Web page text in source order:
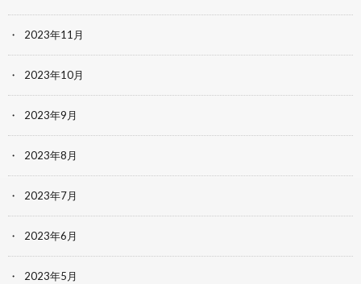
2023年11月
2023年10月
2023年9月
2023年8月
2023年7月
2023年6月
2023年5月